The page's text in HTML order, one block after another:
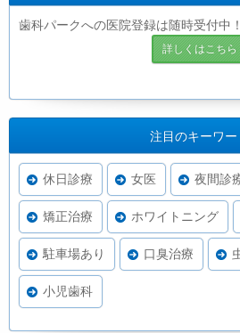
歯科パークへの医院登録は随時受付中！
詳しくはこちら
注目のキーワー
休日診療 女医 夜間診
矯正治療 ホワイトニング
駐車場あり 口臭治療
小児歯科